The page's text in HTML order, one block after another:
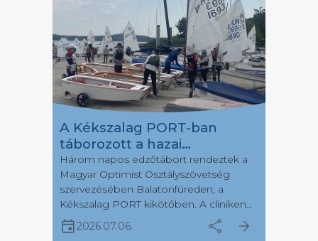
A Kékszalag PORT-ban
táborozott a hazai
Optimistes mezőny egy
része
Három napos edzőtábort rendeztek a
Magyar Optimist Osztályszövetség
szervezésében Balatonfüreden, a
Kékszalag PORT kikötőben. A cliniken
több, mint negyven fiatal versenyző
érkezett hét különböző vitorlásklubból.
event2026.07.06. share arrow_forward